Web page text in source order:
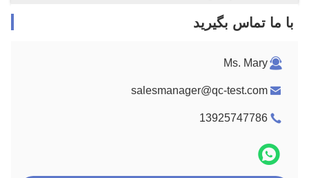
با ما تماس بگیرید
Ms. Mary
salesmanager@qc-test.com
13925747786